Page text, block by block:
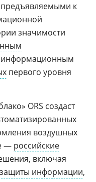
предъявляемыми к
значимости
первого уровня
ORS создаст
воздушных
— российские
включая
защиты информации,